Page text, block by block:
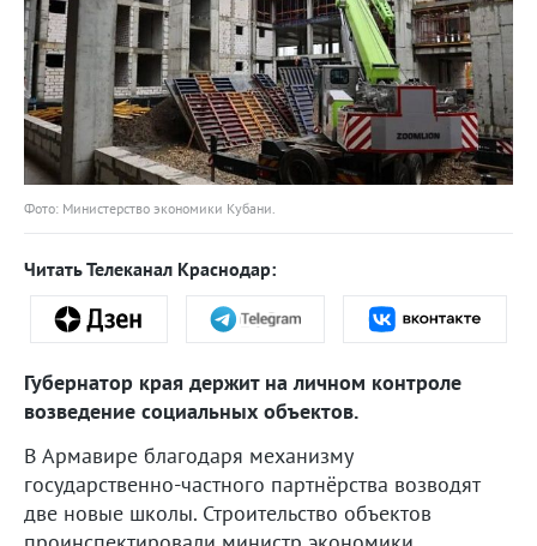
Фото: Министерство экономики Кубани.
Читать Телеканал Краснодар:
Губернатор края держит на личном контроле
возведение социальных объектов.
В Армавире благодаря механизму
государственно-частного партнёрства возводят
две новые школы. Строительство объектов